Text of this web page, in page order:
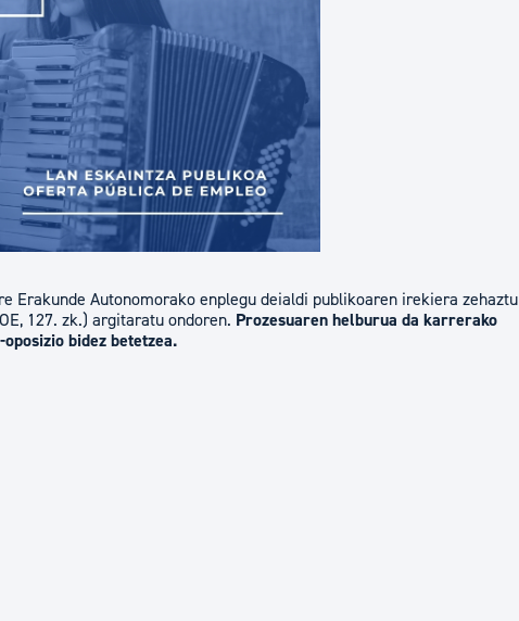
Udal administrazioa
Iragarki ofizialen taula
Egutegi fiskala
Gardentasun ataria
Erakunde Autonomorako enplegu deialdi publikoaren irekiera zehaztu
127. zk.) argitaratu ondoren. Prozesuaren helburua da karrerako
bidez betetzea.